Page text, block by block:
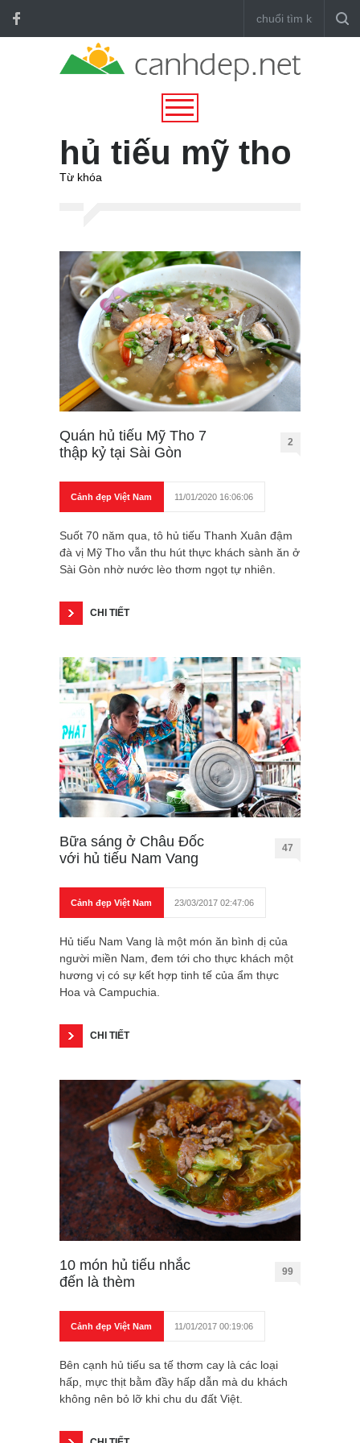
hủ tiếu mỹ tho
Từ khóa
Quán hủ tiếu Mỹ Tho 7
thập kỷ tại Sài Gòn
2
Cảnh đẹp Việt Nam 11/01/2020 16:06:06
Suốt 70 năm qua, tô hủ tiếu Thanh Xuân đậm
đà vị Mỹ Tho vẫn thu hút thực khách sành ăn ở
Sài Gòn nhờ nước lèo thơm ngọt tự nhiên.
CHI TIẾT
Bữa sáng ở Châu Đốc
với hủ tiếu Nam Vang
47
Cảnh đẹp Việt Nam 23/03/2017 02:47:06
Hủ tiếu Nam Vang là một món ăn bình dị của
người miền Nam, đem tới cho thực khách một
hương vị có sự kết hợp tinh tế của ẩm thực
Hoa và Campuchia.
CHI TIẾT
10 món hủ tiếu nhắc
đến là thèm
99
Cảnh đẹp Việt Nam 11/01/2017 00:19:06
Bên cạnh hủ tiếu sa tế thơm cay là các loại
hấp, mực thịt bằm đầy hấp dẫn mà du khách
không nên bỏ lỡ khi chu du đất Việt.